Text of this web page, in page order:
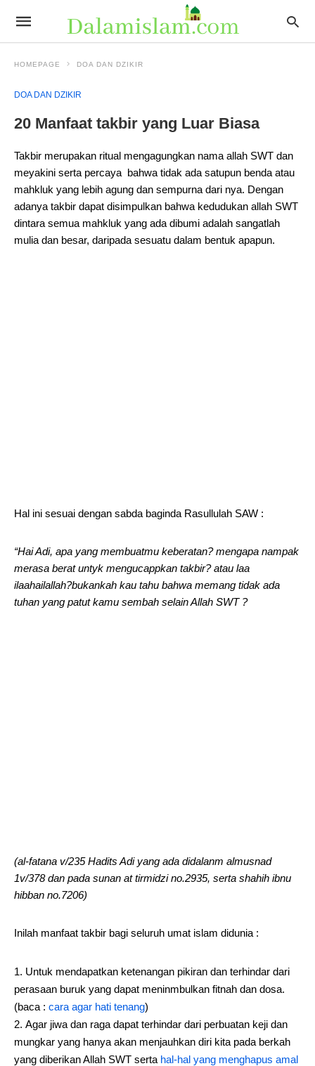
HOMEPAGE DOA DAN DZIKIR
DOA DAN DZIKIR
20 Manfaat takbir yang Luar Biasa
Takbir merupakan ritual mengagungkan nama allah SWT dan
meyakini serta percaya bahwa tidak ada satupun benda atau
mahkluk yang lebih agung dan sempurna dari nya. Dengan
adanya takbir dapat disimpulkan bahwa kedudukan allah SWT
dintara semua mahkluk yang ada dibumi adalah sangatlah
mulia dan besar, daripada sesuatu dalam bentuk apapun.
Hal ini sesuai dengan sabda baginda Rasullulah SAW :
“Hai Adi, apa yang membuatmu keberatan? mengapa nampak
merasa berat untyk mengucappkan takbir? atau laa
ilaahailallah?bukankah kau tahu bahwa memang tidak ada
tuhan yang patut kamu sembah selain Allah SWT ?
(al-fatana v/235 Hadits Adi yang ada didalanm almusnad
1v/378 dan pada sunan at tirmidzi no.2935, serta shahih ibnu
hibban no.7206)
Inilah manfaat takbir bagi seluruh umat islam didunia :
Untuk mendapatkan ketenangan pikiran dan terhindar dari
perasaan buruk yang dapat meninmbulkan fitnah dan dosa.
(baca : cara agar hati tenang)
Agar jiwa dan raga dapat terhindar dari perbuatan keji dan
mungkar yang hanya akan menjauhkan diri kita pada berkah
yang diberikan Allah SWT serta hal-hal yang menghapus amal